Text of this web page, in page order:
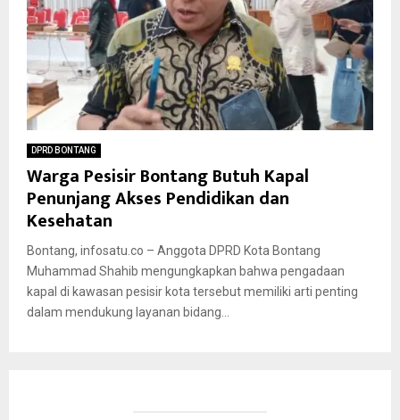
DPRD BONTANG
Warga Pesisir Bontang Butuh Kapal
Penunjang Akses Pendidikan dan
Kesehatan
Bontang, infosatu.co – Anggota DPRD Kota Bontang
Muhammad Shahib mengungkapkan bahwa pengadaan
kapal di kawasan pesisir kota tersebut memiliki arti penting
dalam mendukung layanan bidang...